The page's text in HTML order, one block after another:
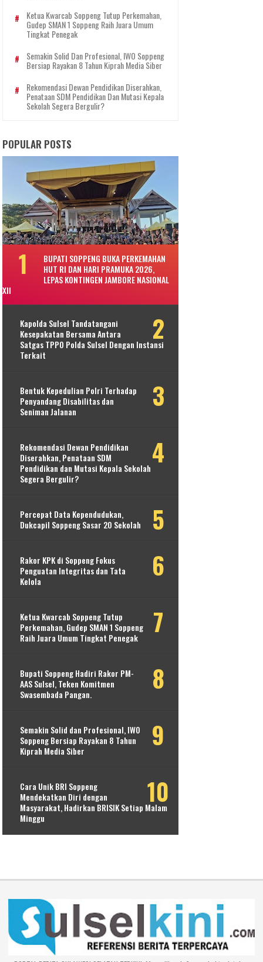
Ketua Kwarcab Soppeng Tutup Perkemahan,
Gudep SMAN 1 Soppeng Raih Juara Umum
Tingkat Penegak
Semakin Solid Dan Profesional, IWO Soppeng
Bersiap Rayakan 8 Tahun Kiprah Media Siber
Rekomendasi Dewan Pendidikan Diserahkan,
Penataan SDM Pendidikan Dan Mutasi Kepala
Sekolah Segera Bergulir?
POPULAR POSTS
BUPATI SOPPENG BUKA PERKEMAHAN
HUT RI DAN HARI PRAMUKA 2026,
LEPAS KONTINGEN JAMBORE NASIONAL
XII
Kapolda Sulsel Tandatangani
Kesepakatan Bersama Antara
Satgas TPPO Polda Sulsel Dengan Instansi
Terkait
Bentuk Kepedulian Polri Terhadap
Penyandang Disabilitas dan
Seniman Jalanan
Rekomendasi Dewan Pendidikan
Diserahkan, Penataan SDM
Pendidikan dan Mutasi Kepala Sekolah
Segera Bergulir?
Percepat Data Kependudukan,
Dukcapil Soppeng Sasar 20 Sekolah
Rakor KPK di Soppeng Fokus
Penguatan Integritas dan Tata
Kelola
Ketua Kwarcab Soppeng Tutup
Perkemahan, Gudep SMAN 1 Soppeng
Raih Juara Umum Tingkat Penegak
Bupati Soppeng Hadiri Rakor PM-
AAS Sulsel, Teken Komitmen
Swasembada Pangan.
Semakin Solid dan Profesional, IWO
Soppeng Bersiap Rayakan 8 Tahun
Kiprah Media Siber
Cara Unik BRI Soppeng
Mendekatkan Diri dengan
Masyarakat, Hadirkan BRISIK Setiap Malam
Minggu